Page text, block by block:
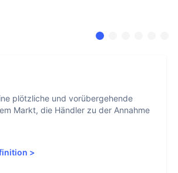
plötzliche und vorübergehende
Markt, die Händler zu der Annahme
>